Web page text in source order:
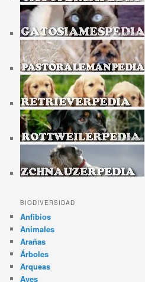
BIODIVERSIDAD
Anfibios
Animales
Arañas
Árboles
Arqueas
Aves